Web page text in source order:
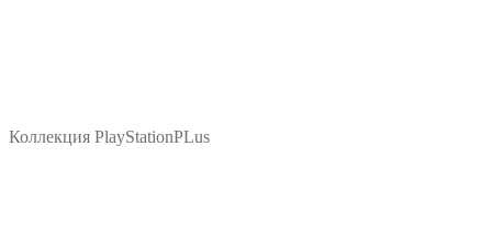
Коллекция PlayStationPLus